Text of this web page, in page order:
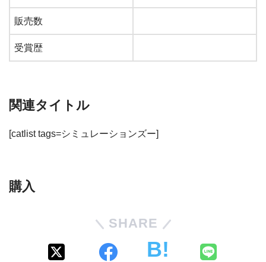
販売数
受賞歴
関連タイトル
[catlist tags=シミュレーションズー]
購入
SHARE